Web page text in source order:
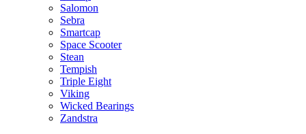
Salomon
Sebra
Smartcap
Space Scooter
Stean
Tempish
Triple Eight
Viking
Wicked Bearings
Zandstra